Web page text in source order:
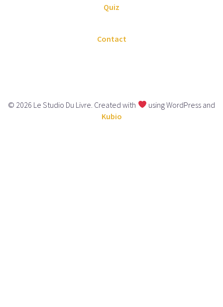
Quiz
Contact
© 2026 Le Studio Du Livre. Created with
using WordPress and
Kubio